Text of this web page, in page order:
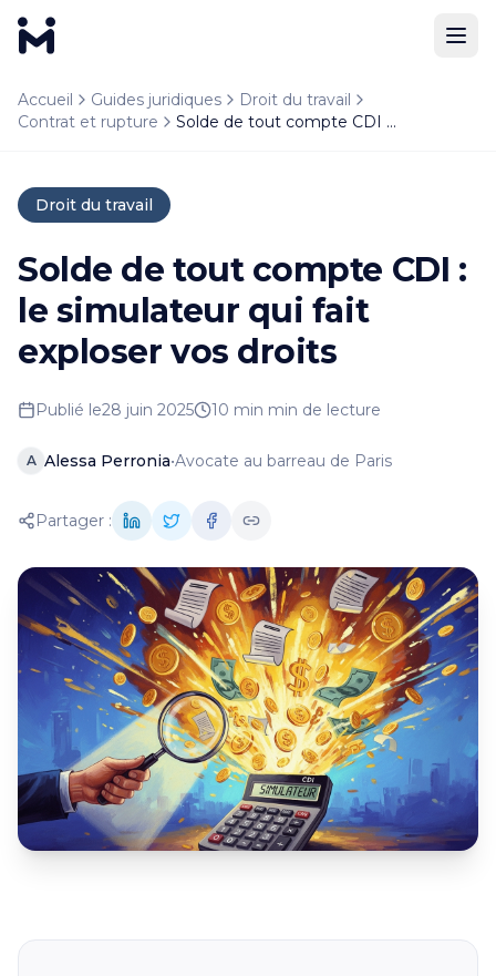
Le solde de tout compte est un document essentiel
Questions fréquentes
Si vous ne recevez pas votre solde de tout compte
Source : Medefendre.com, le droit expliqué
Accueil Guides juridiques
Droit du travail
Contrat et rupture
Solde de tout compte CDI : le simulateur qui fait exploser vos droits
Droit du travail
Solde de tout compte CDI :
le simulateur qui fait
exploser vos droits
Publié le28 juin 2025 10 min min de lecture
A Alessa Perronia•Avocate au barreau de Paris
Partager :